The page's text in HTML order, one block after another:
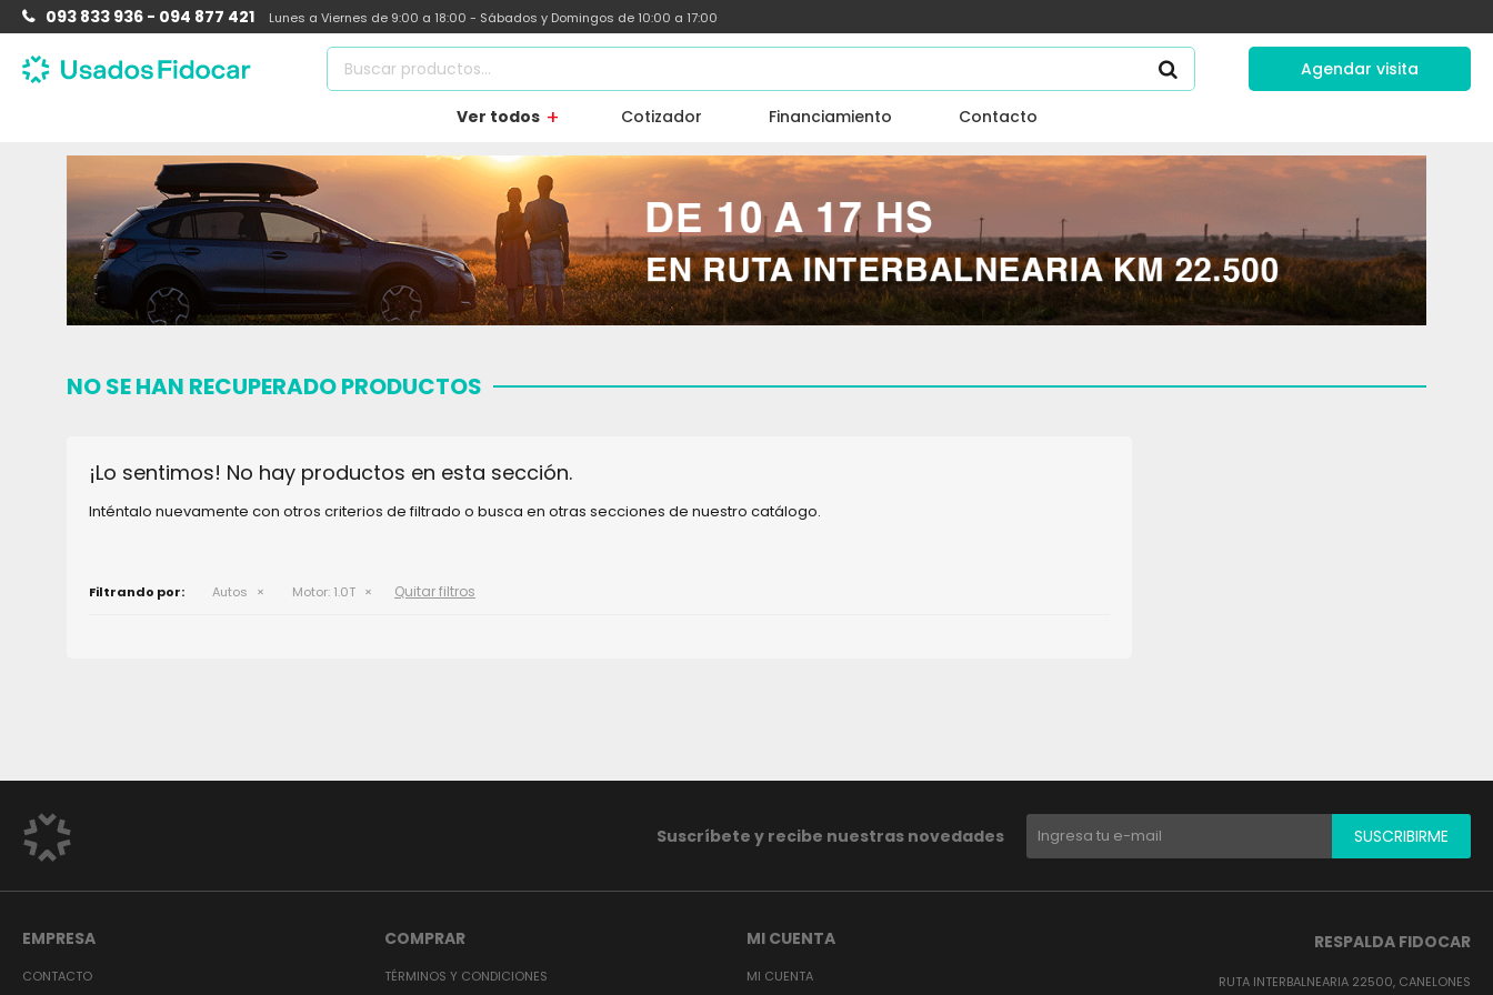
Ver todos Cotizador Financiamiento Contacto
Agendar visita
093 833 936 - 094 877 421 Lunes a Viernes de 9:00 a 18:00 - Sábados y Domingos de 10:00 a 17:00
NO SE HAN RECUPERADO PRODUCTOS
¡Lo sentimos! No hay productos en esta sección.
Inténtalo nuevamente con otros criterios de filtrado o busca en otras secciones de nuestro catálogo.
Filtrando por: Autos Motor: 1.0T Quitar filtros
RESPALDA FIDOCAR
RUTA INTERBALNEARIA 22500, CANELONES
EMPRESA
CONTACTO
COMPRAR
TÉRMINOS Y CONDICIONES
MI CUENTA
MI CUENTA
Suscríbete y recibe nuestras novedades SUSCRIBIRME